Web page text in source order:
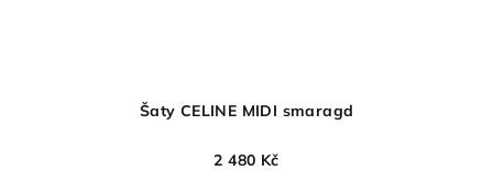
Šaty CELINE MIDI smaragd
2 480 Kč